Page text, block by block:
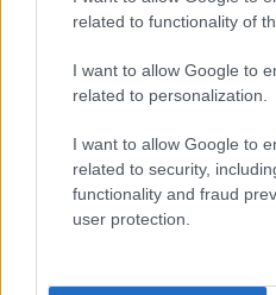
related to functionality of
I want to allow Google to
related to personalization.
I want to allow Google to
related to security,
functionality and fraud
user protection.
Come pulire le cozze in
per principianti
Matteo Pellegrino · 9 Ago 2026